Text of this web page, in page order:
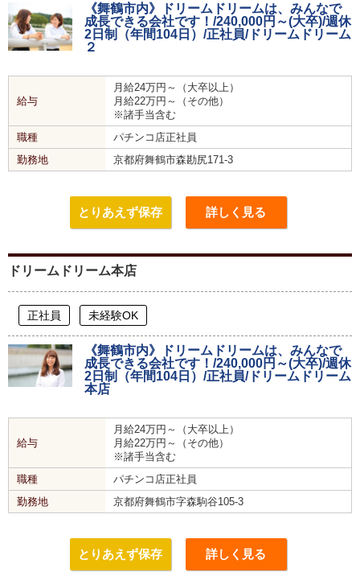
《舞鶴市内》ドリームドリームは、みんなで
成長できる会社です！/240,000円～(大卒)/週休
2日制（年間104日）/正社員/ドリームドリーム
２
給与
月給24万円～（大卒以上）
月給22万円～（その他）
※諸手当含む
職種
パチンコ店正社員
勤務地
京都府舞鶴市森勘尻171-3
とりあえず保存 詳しく見る
ドリームドリーム本店
正社員 未経験OK
《舞鶴市内》ドリームドリームは、みんなで
成長できる会社です！/240,000円～(大卒)/週休
2日制（年間104日）/正社員/ドリームドリーム
本店
給与
月給24万円～（大卒以上）
月給22万円～（その他）
※諸手当含む
職種
パチンコ店正社員
勤務地
京都府舞鶴市字森駒谷105-3
とりあえず保存 詳しく見る